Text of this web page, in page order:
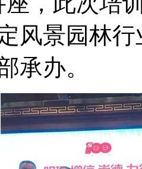
风景园林
承办。